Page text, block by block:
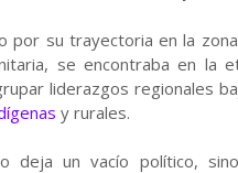
por su trayectoria en la
se encontraba en la
liderazgos regionales
y rurales.
deja un vacío político,